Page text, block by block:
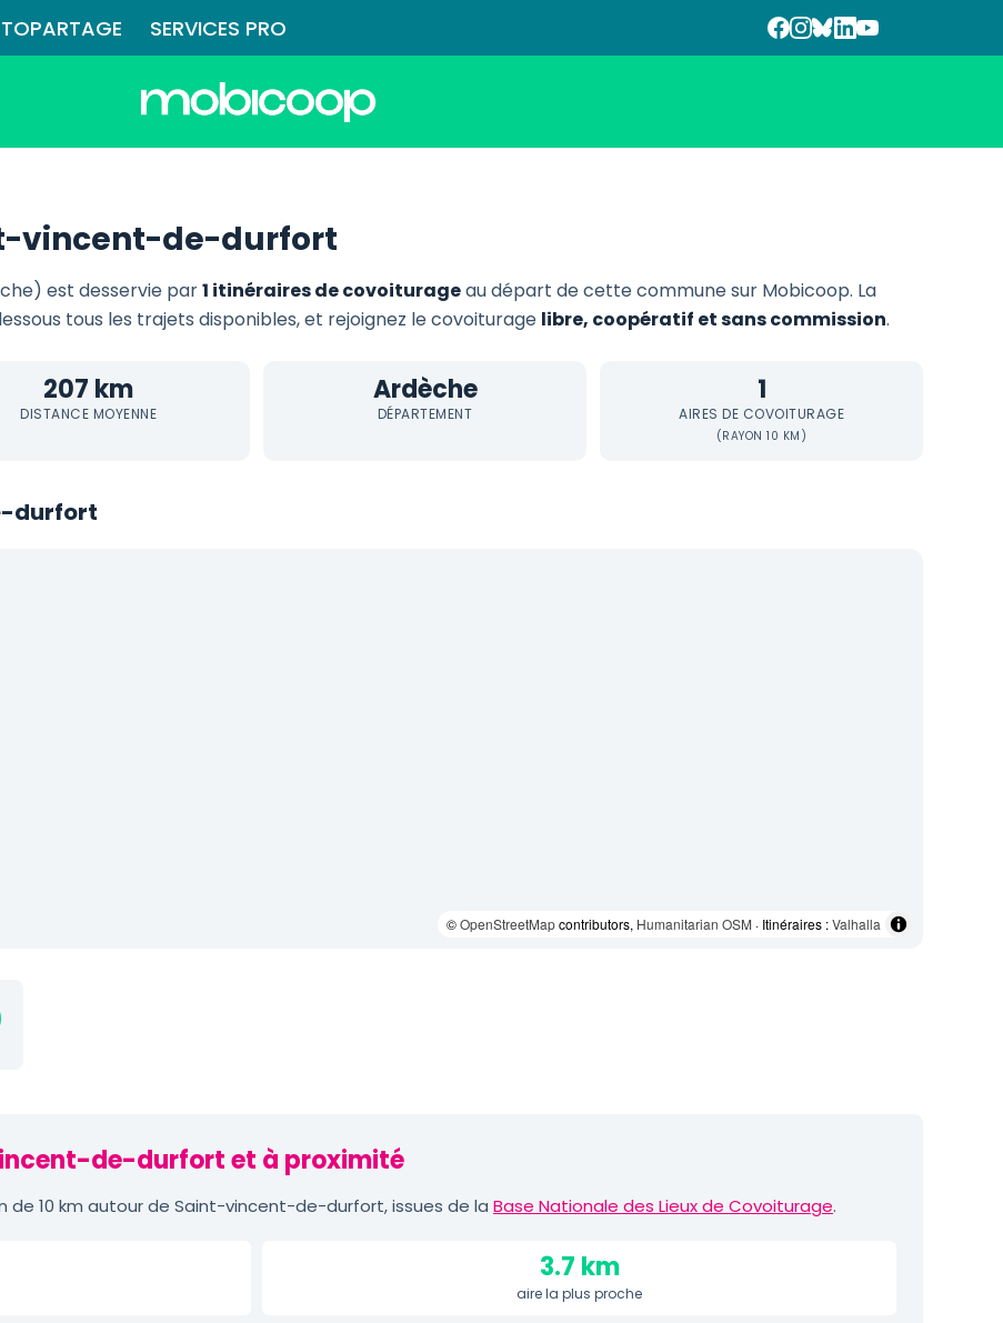
SERVICES PRO
vincent-de-durfort
est desservie par1 itinéraires de covoiturageau départ de cette commune sur Mobicoop. La
tous les trajets disponibles, et rejoignez le covoiturage libre, coopératif et sans commission.
207 km
DISTANCE MOYENNE
Ardèche
DÉPARTEMENT
1
AIRES DE COVOITURAGE
(RAYON 10 KM)
durfort
©OpenStreetMapcontributors, Humanitarian OSM · Itinéraires :Valhalla
de-durfort et à proximité
de 10 km autour de Saint-vincent-de-durfort, issues de la Base Nationale des Lieux de Covoiturage.
3.7 km
aire la plus proche